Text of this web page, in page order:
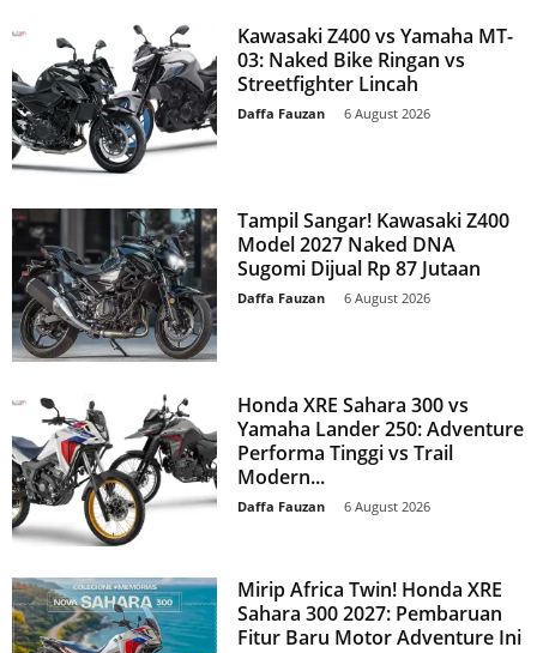
Kawasaki Z400 vs Yamaha MT-
03: Naked Bike Ringan vs
Streetfighter Lincah
Daffa Fauzan 6 August 2026
Tampil Sangar! Kawasaki Z400
Model 2027 Naked DNA
Sugomi Dijual Rp 87 Jutaan
Daffa Fauzan 6 August 2026
Honda XRE Sahara 300 vs
Yamaha Lander 250: Adventure
Performa Tinggi vs Trail
Modern...
Daffa Fauzan 6 August 2026
Mirip Africa Twin! Honda XRE
Sahara 300 2027: Pembaruan
Fitur Baru Motor Adventure Ini